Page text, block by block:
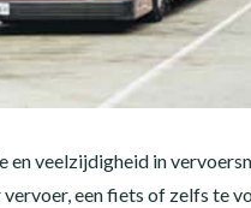
veelzijdigheid in
een fiets of zelfs te